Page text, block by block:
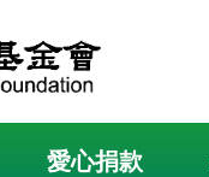
愛心捐款